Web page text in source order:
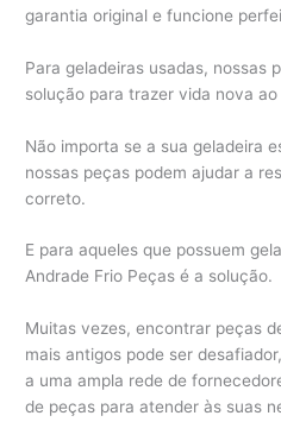
garantia original e funcione
Para geladeiras usadas, nossas
solução para trazer vida nova
Não importa se a sua geladeira
nossas peças podem ajudar a
correto.
E para aqueles que possuem
Andrade Frio Peças é a solução.
Muitas vezes, encontrar peças
mais antigos pode ser
a uma ampla rede de
de peças para atender às suas